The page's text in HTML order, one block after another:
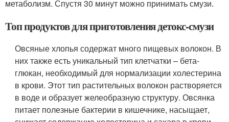
метаболизм. Спустя 30 минут можно принимать смузи.
Топ продуктов для приготовления детокс-смузи
Овсяные хлопья содержат много пищевых волокон. В
них также есть уникальный тип клетчатки – бета-
глюкан, необходимый для нормализации холестерина
в крови. Этот тип растительных волокон растворяется
в воде и образует желеобразную структуру. Овсянка
питает полезные бактерии в кишечнике, насыщает,